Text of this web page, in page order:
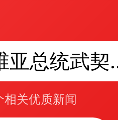
视频丨塞尔
相关优质新闻